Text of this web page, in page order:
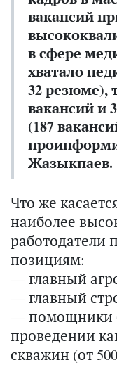
вакансий
в сфере
хватало
32 резюме),
вакансий и
(187
Жазыкпаев.
Что же
наиболее
работодатели
позициям:
— главный
— главный
— помощники
проведении
скважин (от